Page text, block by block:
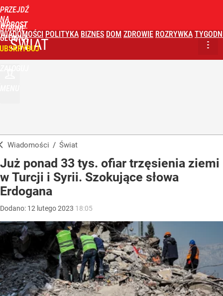
PRZEJDŹ
NA
STRONĘ
GŁÓWNĄ
WPROST
WIADOMOŚCI POLITYKA BIZNES DOM ZDROWIE ROZRYWKA
ŚWIAT
Wiadomości / Świat
Już ponad 33 tys. ofiar trzęsienia ziemi
w Turcji i Syrii. Szokujące słowa
Erdogana
Dodano: 12 lutego2023 18:05